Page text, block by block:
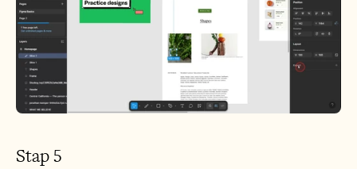
Stap 5